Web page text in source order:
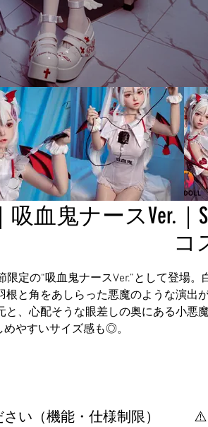
鬼ナースVer.｜
コ
定の“吸血鬼ナースVer.”として登場
と角をあしらった悪魔のような演出
、心配そうな眼差しの奥にある小悪
やすいサイズ感も◎。
い（機能・仕様制限） ⚠️